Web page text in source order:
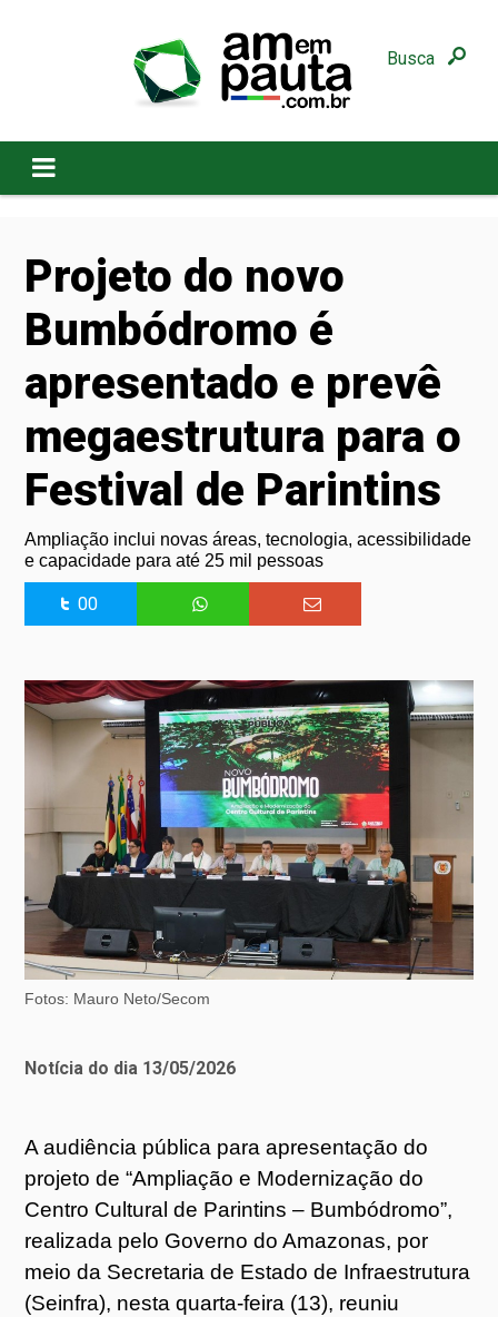
Busca
Projeto do novo
Bumbódromo é
apresentado e prevê
megaestrutura para o
Festival de Parintins
Ampliação inclui novas áreas, tecnologia, acessibilidade
e capacidade para até 25 mil pessoas
00
Fotos: Mauro Neto/Secom
Notícia do dia 13/05/2026
A audiência pública para apresentação do
projeto de “Ampliação e Modernização do
Centro Cultural de Parintins – Bumbódromo”,
realizada pelo Governo do Amazonas, por
meio da Secretaria de Estado de Infraestrutura
(Seinfra), nesta quarta-feira (13), reuniu